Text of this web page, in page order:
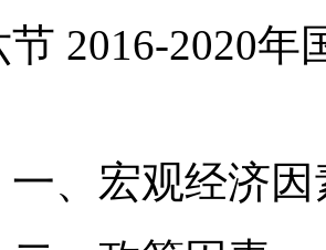
2020年
观经济因